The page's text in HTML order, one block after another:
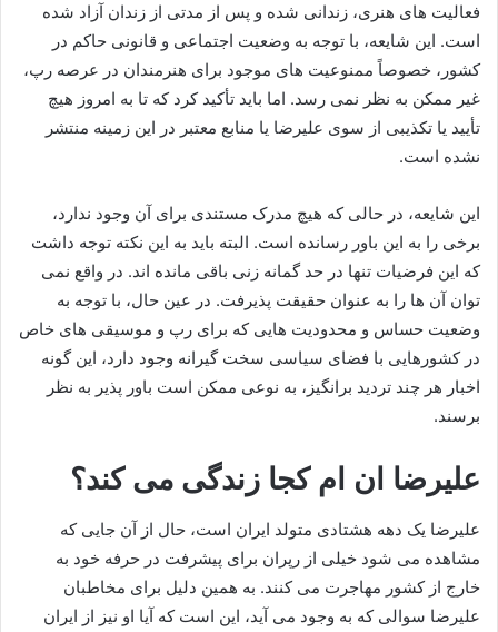
فعالیت‌ های هنری‌، زندانی شده و پس از مدتی از زندان آزاد شده
است. این شایعه، با توجه به وضعیت اجتماعی و قانونی حاکم در
کشور، خصوصاً ممنوعیت‌ های موجود برای هنرمندان در عرصه رپ،
غیر ممکن به نظر نمی‌ رسد. اما باید تأکید کرد که تا به امروز هیچ
تأیید یا تکذیبی از سوی علیرضا یا منابع معتبر در این زمینه منتشر
نشده است.
این شایعه، در حالی که هیچ مدرک مستندی برای آن وجود ندارد،
برخی را به این باور رسانده است. البته باید به این نکته توجه داشت
که این فرضیات تنها در حد گمانه‌ زنی باقی مانده‌ اند. در واقع نمی‌
توان آن‌ ها را به عنوان حقیقت پذیرفت. در عین حال، با توجه به
وضعیت حساس و محدودیت‌ هایی که برای رپ و موسیقی‌ های خاص
در کشورهایی با فضای سیاسی سخت‌ گیرانه وجود دارد، این گونه
اخبار هر چند تردید برانگیز، به نوعی ممکن است باور پذیر به نظر
برسند.
علیرضا ان ام کجا زندگی می کند؟
علیرضا یک دهه هشتادی متولد ایران است، حال از آن جایی که
مشاهده می‌ شود خیلی از رپران برای پیشرفت در حرفه خود به
خارج از کشور مهاجرت می کنند. به همین دلیل برای مخاطبان
علیرضا سوالی که به وجود می آید، این است که آیا او نیز از ایران